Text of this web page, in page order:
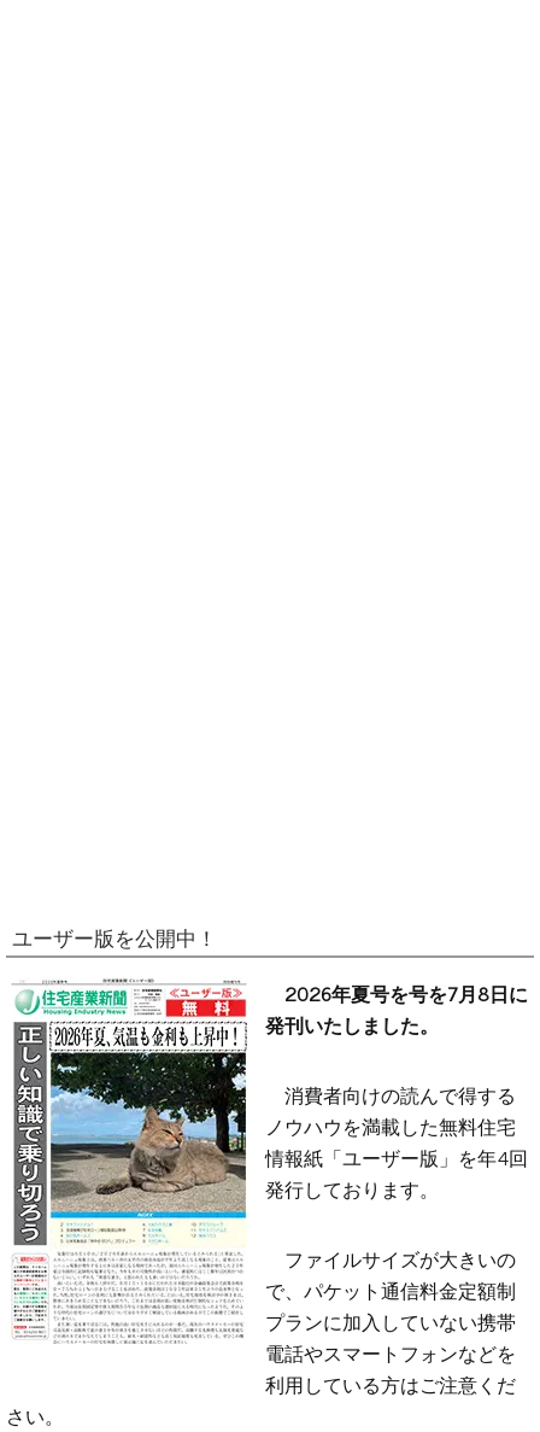
ユーザー版を公開中！
2026年夏号を号を7月8日に
発刊いたしました。
消費者向けの読んで得する
ノウハウを満載した無料住宅
情報紙「ユーザー版」を年4回
発行しております。
ファイルサイズが大きいの
で、パケット通信料金定額制
プランに加入していない携帯
電話やスマートフォンなどを
利用している方はご注意くだ
さい。